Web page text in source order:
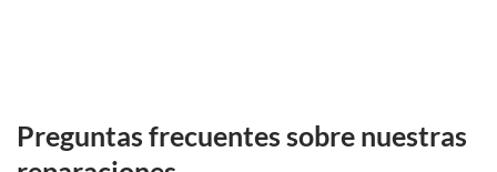
Preguntas frecuentes sobre nuestras